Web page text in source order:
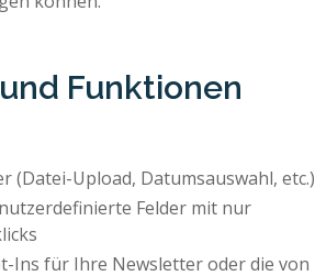
Funktionen
(Datei-Upload, Datumsauswahl, etc.)
Felder mit nur
Ins für Ihre Newsletter oder die von